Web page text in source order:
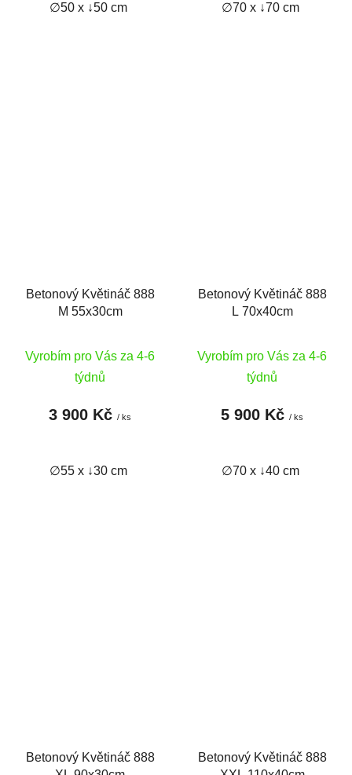
∅50 x ↓50 cm ∅70 x ↓70 cm
Betonový Květináč 888
M 55x30cm
Vyrobím pro Vás za 4-6
týdnů
3 900 Kč / ks
∅55 x ↓30 cm
Betonový Květináč 888
L 70x40cm
Vyrobím pro Vás za 4-6
týdnů
5 900 Kč / ks
∅70 x ↓40 cm
Betonový Květináč 888
Betonový Květináč 888